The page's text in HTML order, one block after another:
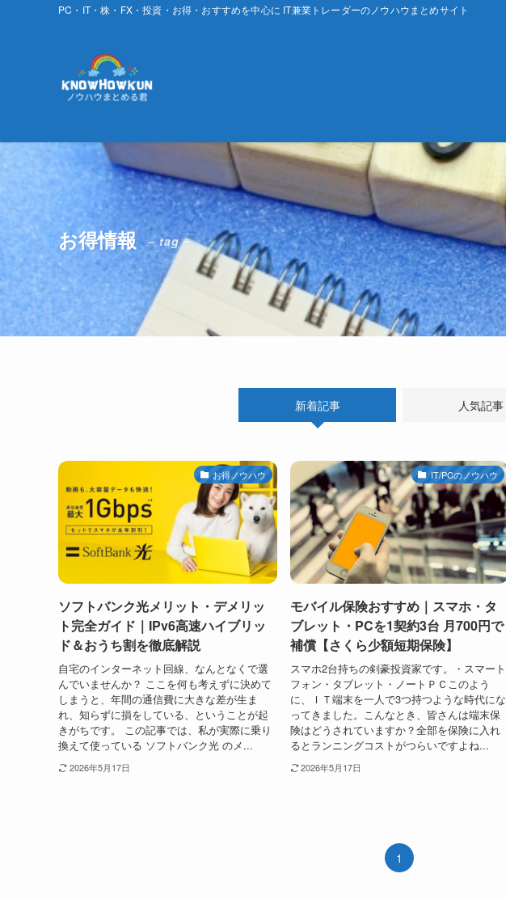
PC・IT・株・FX・投資・お得・おすすめを中心に IT兼業トレーダーのノウハウまとめサイト
お得情報 – tag –
新着記事 人気記事
お得ノウハウ
ソフトバンク光メリット・デメリッ
ト完全ガイド｜IPv6高速ハイブリッ
ド＆おうち割を徹底解説
自宅のインターネット回線、なんとなくで選
んでいませんか？ ここを何も考えずに決めて
しまうと、年間の通信費に大きな差が生ま
れ、知らずに損をしている、ということが起
きがちです。 この記事では、私が実際に乗り
換えて使っている ソフトバンク光 のメ...
2026年5月17日
IT/PCのノウハウ
モバイル保険おすすめ｜スマホ・タ
ブレット・PCを1契約3台 月700円で
補償【さくら少額短期保険】
スマホ2台持ちの剣豪投資家です。・スマート
フォン・タブレット・ノートＰＣこのよう
に、ＩＴ端末を一人で3つ持つような時代にな
ってきました。こんなとき、皆さんは端末保
険はどうされていますか？全部を保険に入れ
るとランニングコストがつらいですよね...
2026年5月17日
1